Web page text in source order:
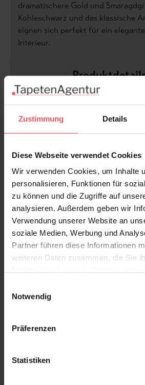
Zustimmung Details
Diese Webseite verwendet Cookies
Wir verwenden Cookies, um Inhalte
personalisieren, Funktionen für
zu können und die Zugriffe auf
analysieren. Außerdem geben wir
Verwendung unserer Website an
soziale Medien, Werbung und
Partner führen diese Informationen
weiteren Daten zusammen, die Sie
Notwendig
Präferenzen
Statistiken
dramatischere Gold und
Kohleschwarz und das klassische
eignen sich perfekt für ein
Interieur.
Versand &
Bewertungen
Sie haben Fragen zum Produkt?
Frage stellen
+49 (0)221 932 81 82